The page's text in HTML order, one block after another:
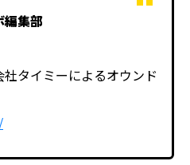
編集部
タイミーによるオウンド